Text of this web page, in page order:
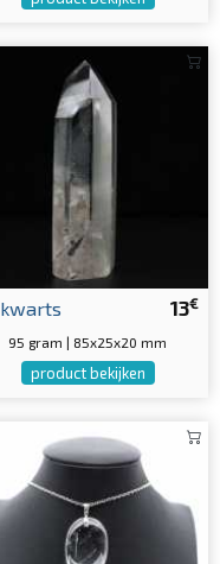
13€
kwarts
95 gram | 85x25x20 mm
product bekijken